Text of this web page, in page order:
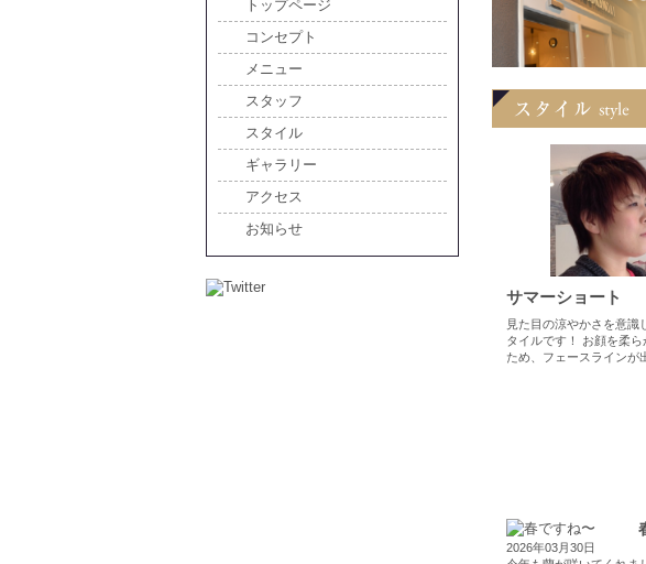
サマーショート
見た目の涼やかさを意識
タイルです！ お顔を柔
ため、フェースラインが
2026年03月30日
トップページ
コンセプト
メニュー
スタッフ
スタイル
ギャラリー
アクセス
お知らせ